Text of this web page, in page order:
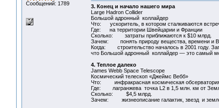
Сообщений: 1789
3. Конец и начало нашего мира
Large Hadron Collider
Большой адронный коллайдер
Что: ускоритель, в котором сталкиваются
Где: на территории Швейцарии и Франции
Сколько: затраты приближаются к $10 млрд.
Зачем: понять природу вещества, времени и
Когда: строительство началось в 2001 году.
что Большой адронный коллайдер — это самый
4. Теплое далеко
James Webb Space Telescope
Космический телескоп «Джеймс Вебб»
Что: инфракрасная космическая
Где: лагранжева точка L2 в 1,5 млн. км от
Сколько: $4,5 млрд.
Зачем: жизнеописание галактик, звезд и